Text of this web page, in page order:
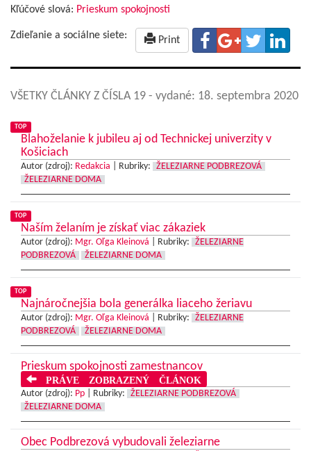
Kľúčové slová: Prieskum spokojnosti
Zdieľanie a sociálne siete: Print
VŠETKY ČLÁNKY Z ČÍSLA 19 - vydané: 18. septembra 2020
TOP
Blahoželanie k jubileu aj od Technickej univerzity v
Košiciach
Autor (zdroj): Redakcia Rubriky:
ŽELEZIARNE PODBREZOVÁ
ŽELEZIARNE DOMA
TOP
Naším želaním je získať viac zákaziek
Autor (zdroj): Mgr. Oľga Kleinová Rubriky:
ŽELEZIARNE
PODBREZOVÁ
ŽELEZIARNE DOMA
TOP
Najnáročnejšia bola generálka liaceho žeriavu
Autor (zdroj): Mgr. Oľga Kleinová Rubriky:
ŽELEZIARNE
PODBREZOVÁ
ŽELEZIARNE DOMA
Prieskum spokojnosti zamestnancov
PRÁVE ZOBRAZENÝ ČLÁNOK
Autor (zdroj): Pp Rubriky:
ŽELEZIARNE PODBREZOVÁ
ŽELEZIARNE DOMA
Obec Podbrezová vybudovali železiarne